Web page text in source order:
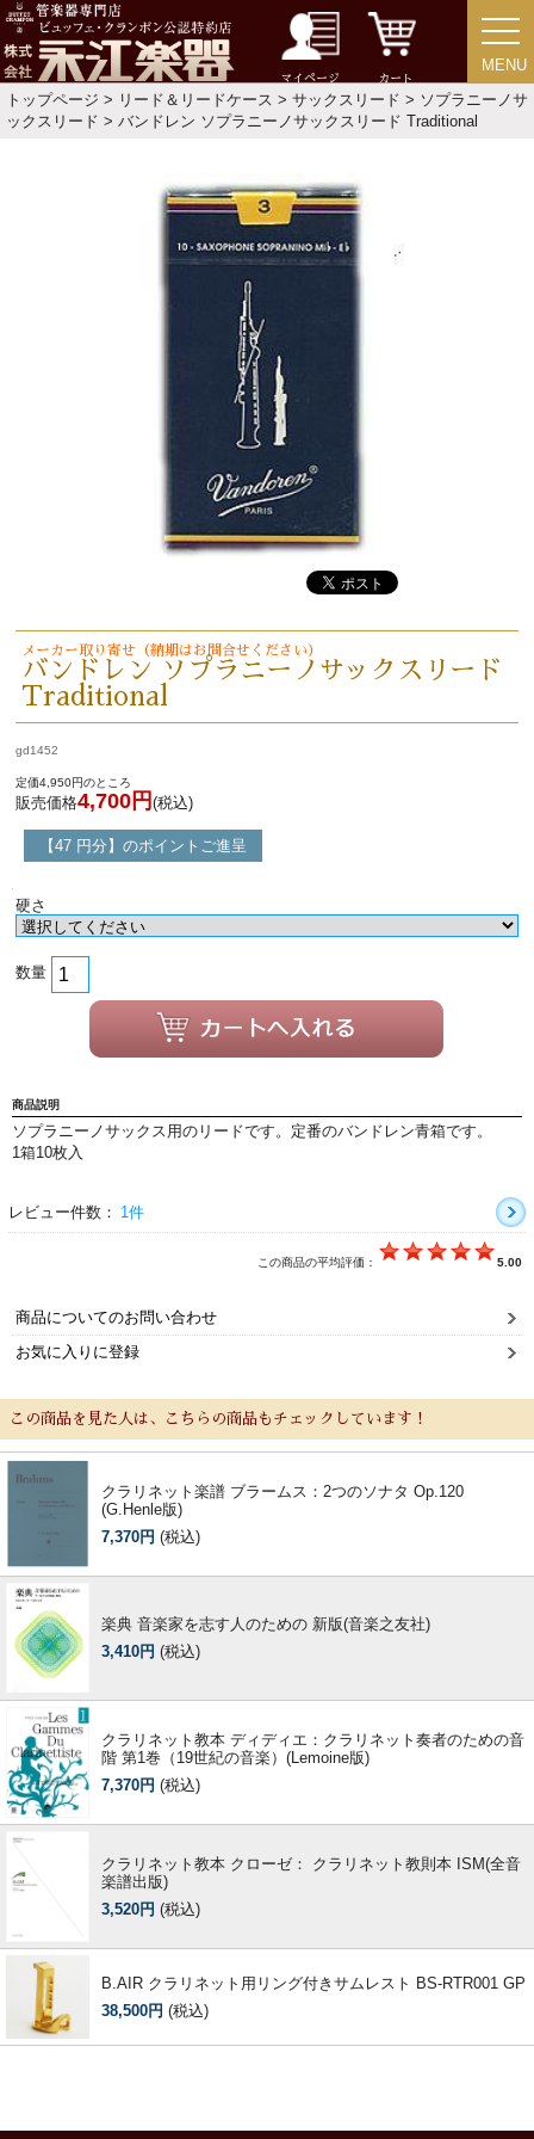
マイページ カート
MENU
MENU
トップページ > リード＆リードケース > サックスリード > ソプラニーノサ
ックスリード > バンドレン ソプラニーノサックスリード Traditional
メーカー取り寄せ（納期はお問合せください）
バンドレン ソプラニーノサックスリード
Traditional
gd1452
定価4,950円のところ
販売価格4,700円 (税込)
【47 円分】のポイントご進呈
硬さ
数量
商品説明
ソプラニーノサックス用のリードです。定番のバンドレン青箱です。
1箱10枚入
レビュー件数： 1件
この商品の平均評価： 5.00
商品についてのお問い合わせ
お気に入りに登録
この商品を見た人は、こちらの商品もチェックしています！
クラリネット楽譜 ブラームス：2つのソナタ Op.120
(G.Henle版)
7,370円 (税込)
楽典 音楽家を志す人のための 新版(音楽之友社)
3,410円 (税込)
クラリネット教本 ディディエ：クラリネット奏者のための音
階 第1巻（19世紀の音楽）(Lemoine版)
7,370円 (税込)
クラリネット教本 クローゼ： クラリネット教則本 ISM(全音
楽譜出版)
3,520円 (税込)
B.AIR クラリネット用リング付きサムレスト BS-RTR001 GP
38,500円 (税込)
中古・アウトレット
アウトレット
今月のお買い得品
目的・用途別で楽器を探す
価格・ランキングで探す
初級・中級・上級で探す
永江楽器人気コンテンツ
セール・イベント情報
お手入れ方法
選定者のご紹介
新規会員登録 ログイン・マイページ
ご利用ガイド サポート・保証
よくあるご質問
特定商取引法